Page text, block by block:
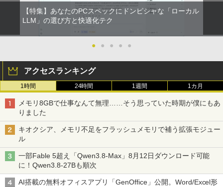
【特集】あなたのPCスペックにドンピシャな「ローカル
LLM」の選び方と快適化テク
● ● ● ● ●
アクセスランキング
1時間 24時間 1週間 1カ月
メモリ8GBで仕事なんて無理……そう思っていた時期が僕にもあ
りました
キオクシア、メモリ不足をフラッシュメモリで補う拡張モジュー
ル
一部Fable 5超え「Qwen3.8-Max」8月12日ダウンロード可能
に！Qwen3.8-27Bも順次
AI搭載の無料オフィスアプリ「GenOffice」公開。Word/Excel形